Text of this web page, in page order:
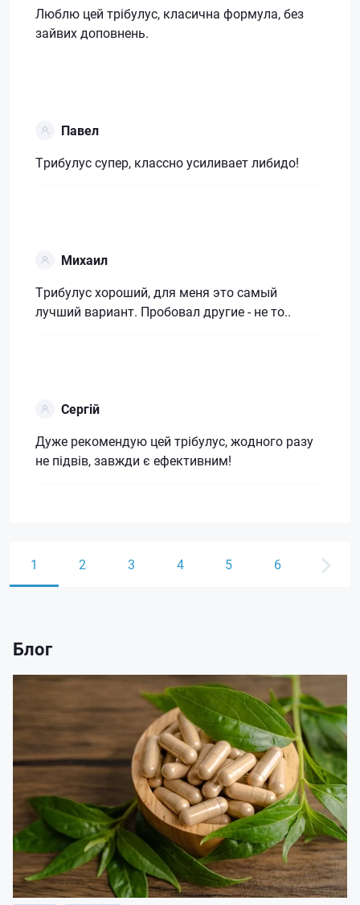
Люблю цей трібулус, класична формула, без
зайвих доповнень.
Павел
Трибулус супер, классно усиливает либидо!
Михаил
Трибулус хороший, для меня это самый
лучший вариант. Пробовал другие - не то..
Сергій
Дуже рекомендую цей трібулус, жодного разу
не підвів, завжди є ефективним!
1 2 3 4 5 6
Блог